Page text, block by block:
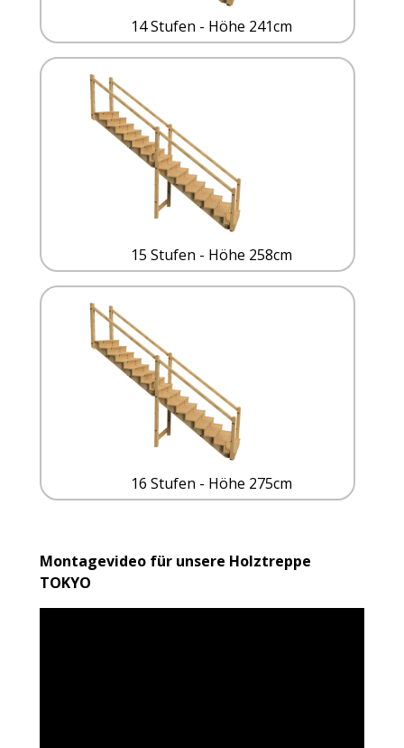
14 Stufen - Höhe 241cm
15 Stufen - Höhe 258cm
16 Stufen - Höhe 275cm
Montagevideo für unsere Holztreppe
TOKYO